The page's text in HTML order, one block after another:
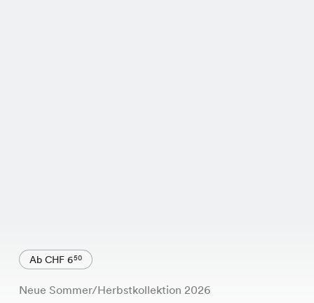
Ab CHF 650
Neue Sommer/Herbstkollektion 2026